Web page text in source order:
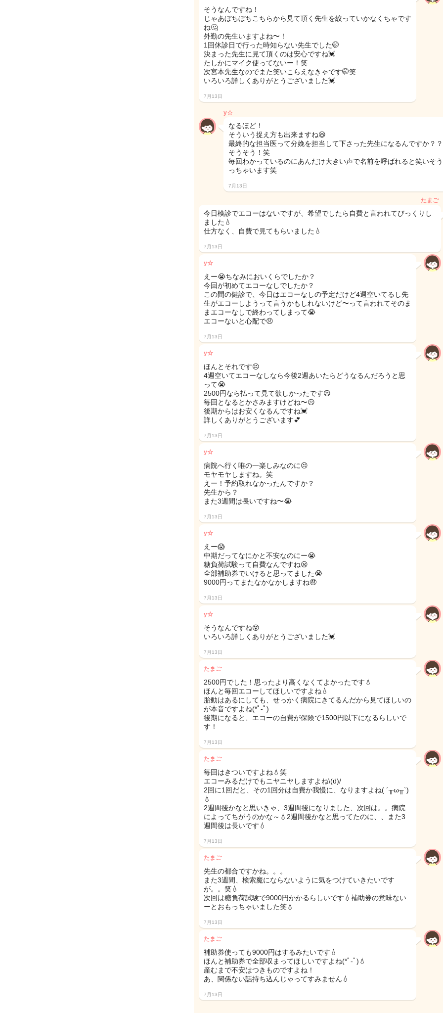
そうなんですね！
じゃあぼちぼちこちらから見て頂く先生を絞っていかなくちゃです
ね🤔
外勤の先生いますよね〜！
1回休診日で行った時知らない先生でした🤭
決まった先生に見て頂くのは安心ですね💓
たしかにマイク使ってないー！笑
次宮本先生なのでまた笑いこらえなきゃです🤭笑
いろいろ詳しくありがとうございました💓
7月13日
y☆
なるほど！
そういう捉え方も出来ますね😆
最終的な担当医って分娩を担当して下さった先生になるんですか？？
そうそう！笑
毎回わかっているのにあんだけ大きい声で名前を呼ばれると笑いそ
っちゃいます笑
7月13日
たまご
今日検診でエコーはないですが、希望でしたら自費と言われてびっくりし
ました💧
仕方なく、自費で見てもらいました💧
7月13日
y☆
えー😭ちなみにおいくらでしたか？
今回が初めてエコーなしでしたか？
この間の健診で、今日はエコーなしの予定だけど4週空いてるし先
生がエコーしようって言うかもしれないけど〜って言われてそのま
まエコーなしで終わってしまって😭
エコーないと心配で😣
7月13日
y☆
ほんとそれです😣
4週空いてエコーなしなら今後2週あいたらどうなるんだろうと思
って😭
2500円なら払って見て欲しかったです😣
毎回となるとかさみますけどね〜☹️
後期からはお安くなるんですね💓
詳しくありがとうございます💕
7月13日
y☆
病院へ行く唯の一楽しみなのに😣
モヤモヤしますね。笑
えー！予約取れなかったんですか？
先生から？
また3週間は長いですね〜😭
7月13日
y☆
えー😱
中期だってなにかと不安なのにー😭
糖負荷試験って自費なんですね😦
全部補助券でいけると思ってました😭
9000円ってまたなかなかしますね🤑
7月13日
y☆
そうなんですね😵
いろいろ詳しくありがとうございました💓
7月13日
たまご
2500円でした！思ったより高くなくてよかったです💧
ほんと毎回エコーしてほしいですよね💧
胎動はあるにしても、せっかく病院にきてるんだから見てほしいの
が本音ですよね(*ﾟ-ﾟ)
後期になると、エコーの自費が保険で1500円以下になるらしいで
す！
7月13日
たまご
毎回はきついですよね💧笑
エコーみるだけでもニヤニヤしますよね\(ϋ)/
2回に1回だと、その1回分は自費か我慢に、なりますよね( ´╥ω╥`)
💧
2週間後かなと思いきゃ、3週間後になりました、次回は。。病院
によってちがうのかな～💧2週間後かなと思ってたのに、、また3
週間後は長いです💧
7月13日
たまご
先生の都合ですかね。。。
また3週間、検索魔にならないように気をつけていきたいです
が。。笑💧
次回は糖負荷試験で9000円かかるらしいです💧補助券の意味ない
ーとおもっちゃいました笑💧
7月13日
たまご
補助券使っても9000円はするみたいです💧
ほんと補助券で全部収まってほしいですよね(*ﾟ-ﾟ)💧
産むまで不安はつきものですよね！
あ、関係ない話持ち込んじゃってすみません💧
7月13日